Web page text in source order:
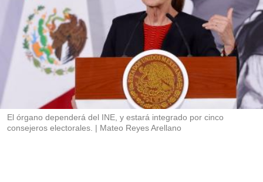
c
o
m
p
a
El órgano dependerá del INE, y estará integrado por cinco
consejeros electorales.
Mateo Reyes Arellano